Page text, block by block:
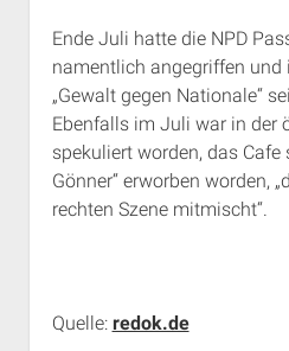
Ende Juli hatte die NPD
namentlich angegriffen und
„Gewalt gegen Nationale“
Ebenfalls im Juli war in der
spekuliert worden, das Cafe
Gönner“ erworben worden,
rechten Szene mitmischt“.
Quelle: redok.de